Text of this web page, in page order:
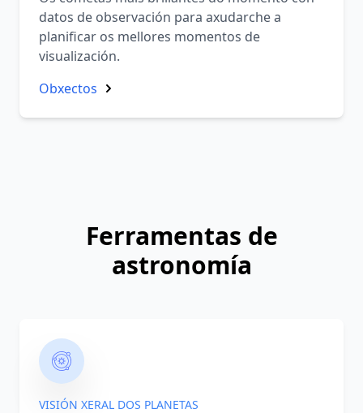
datos de observación para axudarche a
planificar os mellores momentos de
visualización.
Obxectos
Ferramentas de
astronomía
VISIÓN XERAL DOS PLANETAS